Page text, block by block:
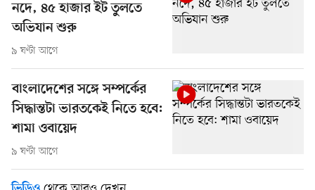
নদে, ৪৫ হাজার ইট তুলতে
অভিযান শুরু
৯ ঘণ্টা আগে
বাংলাদেশের সঙ্গে সম্পর্কের
সিদ্ধান্তটা ভারতকেই নিতে হবে:
শামা ওবায়েদ
৯ ঘণ্টা আগে